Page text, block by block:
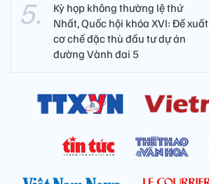
Kỳ họp không thường lệ thứ
Nhất, Quốc hội khóa XVI: Đề xuất
cơ chế đặc thù đầu tư dự án
đường Vành đai 5